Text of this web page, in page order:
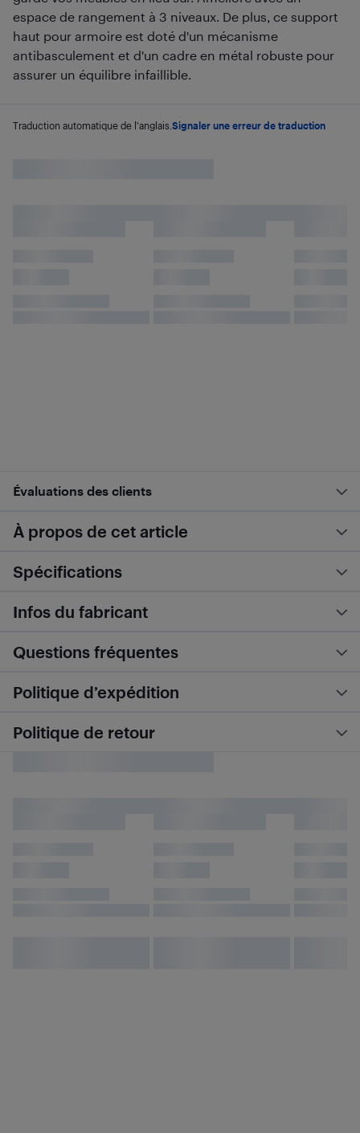
espace de rangement à 3 niveaux. De plus, ce support
haut pour armoire est doté d'un mécanisme
antibasculement et d'un cadre en métal robuste pour
assurer un équilibre infaillible.
Traduction automatique de l'anglais. Signaler une erreur de traduction
Évaluations des clients
À propos de cet article
Spécifications
Infos du fabricant
Questions fréquentes
Politique d’expédition
Politique de retour